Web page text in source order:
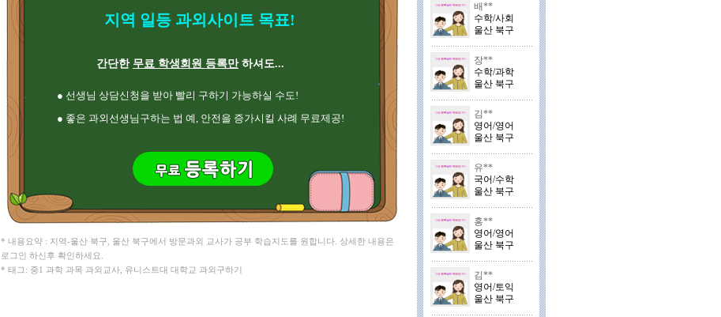
지역 일등 과외사이트 목표!
간단한 무료 학생회원 등록만하셔도...
● 선생님 상담신청을 받아 빨리 구하기 가능하실 수도!
● 좋은 과외선생님구하는 법 예, 안전을 증가시킬 사례 무료제공!
* 내용요약 : 지역-울산 북구, 울산 북구에서 방문과외 교사가 공부 학습지도를 원합니다. 상세한 내용은
로그인 하신후 확인하세요.
* 태그: 중1 과학 과목 과외교사, 유니스트대 대학교 과외구하기
배**
수학/사회
울산 북구
장**
수학/과학
울산 북구
김**
영어/영어
울산 북구
유**
국어/수학
울산 북구
홍**
영어/영어
울산 북구
김**
영어/토익
울산 북구